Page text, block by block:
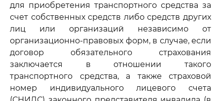
для приобретения транспортного средства за
счет собственных средств либо средств других
лиц или организаций независимо от
организационно-правовых форм, в случае, если
договор обязательного страхования
заключается в отношении такого
транспортного средства, а также страховой
номер индивидуального лицевого счета